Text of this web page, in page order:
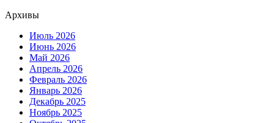
Архивы
Июль 2026
Июнь 2026
Май 2026
Апрель 2026
Февраль 2026
Январь 2026
Декабрь 2025
Ноябрь 2025